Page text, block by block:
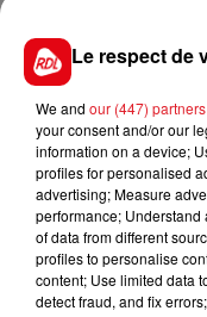
véhicule de la
retrouvé.
Verdict attendu
FIL D'ACTUS
Le respect de
We and our (447) partners
your consent and/or our
information on a device;
profiles for personalised
advertising; Measure
performance;
of data from different
profiles to personalise
content; Use limited data
detect fraud, and fix